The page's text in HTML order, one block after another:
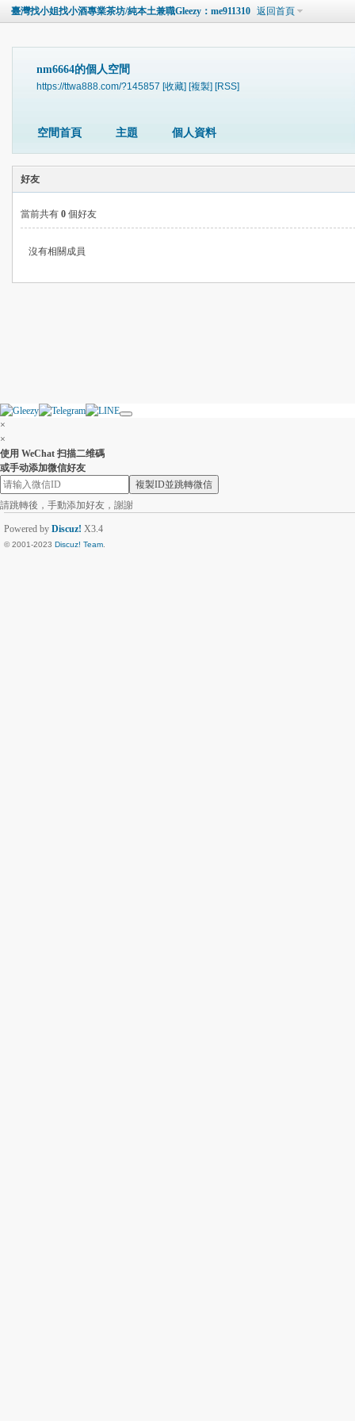
臺灣找小姐找小酒專業茶坊/純本土兼職Gleezy：me911310 返回首頁
nm6664的個人空間
https://ttwa888.com/?145857 [收藏] [複製] [RSS]
空間首頁 主題 個人資料
好友
當前共有 0 個好友
沒有相關成員
×
×
使用 WeChat 扫描二维碼
或手动添加微信好友
複製ID並跳轉微信
請跳轉後，手動添加好友，謝謝
Powered by Discuz! X3.4
© 2001-2023 Discuz! Team